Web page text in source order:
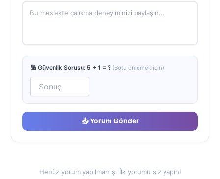
🔢 Güvenlik Sorusu: 5 + 1 = ? (Botu önlemek için)
📤 Yorum Gönder
Henüz yorum yapılmamış. İlk yorumu siz yapın!